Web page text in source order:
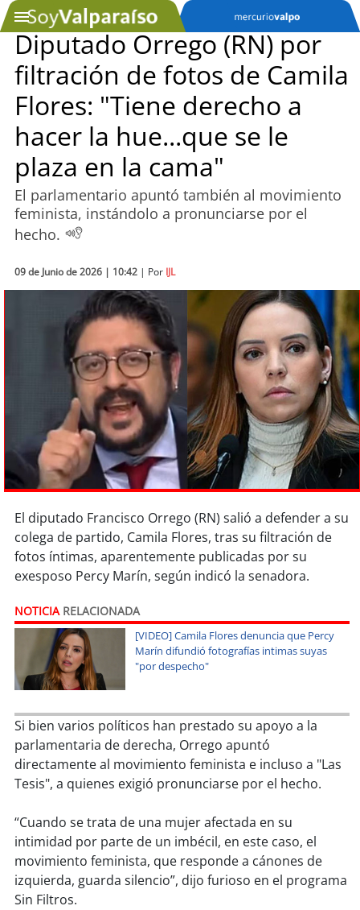
Podcast
Actualidad
Entretención
Deportes
Tecnología
Sostenibilidad
chile
soyarica
soyiquique
soycalama
antofagasta
soy copiapó
soyvalparaíso
soyquillota
soysanantonio
soychillán
soytalcahuano
soyconcepción
Diputado Orrego (RN) por
filtración de fotos de Camila
Flores: "Tiene derecho a
hacer la hue...que se le
plaza en la cama"
El parlamentario apuntó también al movimiento
feminista, instándolo a pronunciarse por el
hecho.
09 de Junio de 2026 | 10:42 | Por IJL
El diputado Francisco Orrego (RN) salió a defender a su
colega de partido, Camila Flores, tras su filtración de
fotos íntimas, aparentemente publicadas por su
exesposo Percy Marín, según indicó la senadora.
NOTICIARELACIONADA
[VIDEO] Camila Flores denuncia que Percy
Marín difundió fotografías intimas suyas
"por despecho"
Si bien varios políticos han prestado su apoyo a la
parlamentaria de derecha, Orrego apuntó
directamente al movimiento feminista e incluso a "Las
Tesis", a quienes exigió pronunciarse por el hecho.
“Cuando se trata de una mujer afectada en su
intimidad por parte de un imbécil, en este caso, el
movimiento feminista, que responde a cánones de
izquierda, guarda silencio”, dijo furioso en el programa
Sin Filtros.